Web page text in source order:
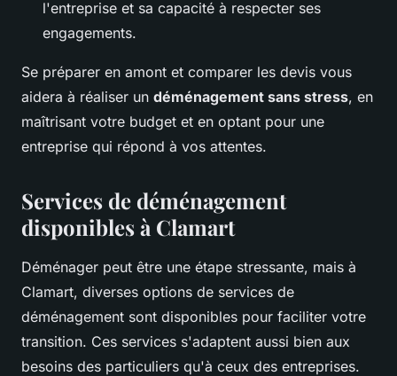
l'entreprise et sa capacité à respecter ses
engagements.
Se préparer en amont et comparer les devis vous
aidera à réaliser un déménagement sans stress, en
maîtrisant votre budget et en optant pour une
entreprise qui répond à vos attentes.
Services de déménagement
disponibles à Clamart
Déménager peut être une étape stressante, mais à
Clamart, diverses options de services de
déménagement sont disponibles pour faciliter votre
transition. Ces services s'adaptent aussi bien aux
besoins des particuliers qu'à ceux des entreprises.